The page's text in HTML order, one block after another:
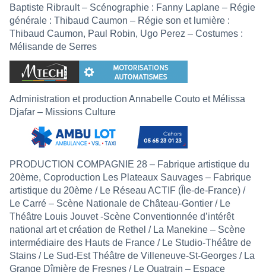
Baptiste Ribrault – Scénographie : Fanny Laplane – Régie
générale : Thibaud Caumon – Régie son et lumière :
Thibaud Caumon, Paul Robin, Ugo Perez – Costumes :
Mélisande de Serres
Administration et production Annabelle Couto et Mélissa
Djafar – Missions Culture
PRODUCTION COMPAGNIE 28 – Fabrique artistique du
20ème, Coproduction Les Plateaux Sauvages – Fabrique
artistique du 20ème / Le Réseau ACTIF (Île-de-France) /
Le Carré – Scène Nationale de Château-Gontier / Le
Théâtre Louis Jouvet -Scène Conventionnée d’intérêt
national art et création de Rethel / La Manekine – Scène
intermédiaire des Hauts de France / Le Studio-Théâtre de
Stains / Le Sud-Est Théâtre de Villeneuve-St-Georges / La
Grange Dîmière de Fresnes / Le Quatrain – Espace